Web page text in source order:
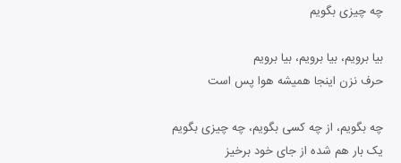
چه چیزی بگویم
بیا برویم، بیا برویم، بیا برویم
حرف نزن اینجا همیشه هوا پس است
چه بگویم، از چه کسی بگویم، چه چیزی بگویم
یک بار هم شده از جای خود برخیز